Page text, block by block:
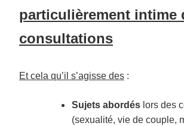
particulièrement intime
consultations
Et cela qu’il s’agisse des :
Sujets abordés lors des
(sexualité, vie de couple,